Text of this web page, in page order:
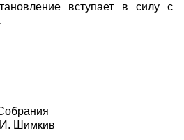
вступает в силу с
Собрания